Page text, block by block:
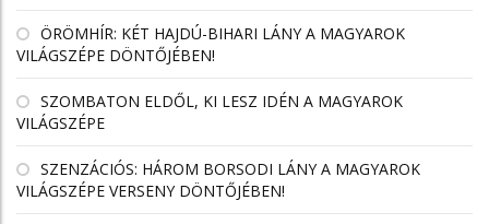
ÖRÖMHÍR: KÉT HAJDÚ-BIHARI LÁNY A MAGYAROK
VILÁGSZÉPE DÖNTŐJÉBEN!
SZOMBATON ELDŐL, KI LESZ IDÉN A MAGYAROK
VILÁGSZÉPE
SZENZÁCIÓS: HÁROM BORSODI LÁNY A MAGYAROK
VILÁGSZÉPE VERSENY DÖNTŐJÉBEN!